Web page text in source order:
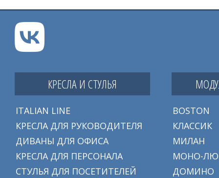
КРЕСЛА И СТУЛЬЯ
ITALIAN LINE
КРЕСЛА ДЛЯ РУКОВОДИТЕЛЯ
ДИВАНЫ ДЛЯ ОФИСА
КРЕСЛА ДЛЯ ПЕРСОНАЛА
СТУЛЬЯ ДЛЯ ПОСЕТИТЕЛЕЙ
BOSTON
КЛАССИК
МИЛАН
МОНО-
ДОМИНО